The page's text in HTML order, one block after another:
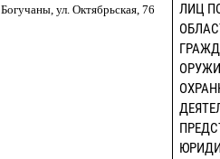
Богучаны, ул. Октябрьская, 76
ЛИЦ